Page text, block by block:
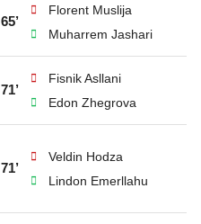
65’
Florent Muslija
Muharrem Jashari
71’
Fisnik Asllani
Edon Zhegrova
71’
Veldin Hodza
Lindon Emerllahu